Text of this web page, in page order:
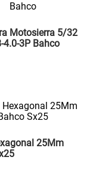
Motosierra 5/32
4.0-3P Bahco
25Mm